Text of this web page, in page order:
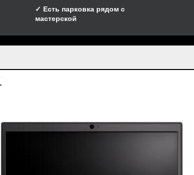
✓ Есть парковка рядом с
мастерской